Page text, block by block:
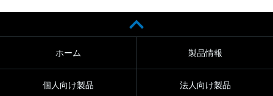
ホーム 製品情報
個人向け製品 法人向け製品